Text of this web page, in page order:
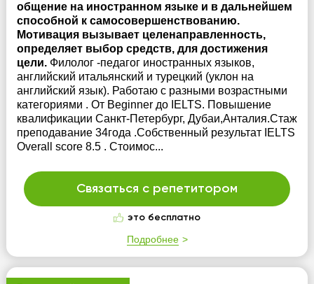
общение на иностранном языке и в дальнейшем
способной к самосовершенствованию.
Мотивация вызывает целенаправленность,
определяет выбор средств, для достижения
цели. Филолог -педагог иностранных языков,
английский итальянский и турецкий (уклон на
английский язык). Работаю с разными возрастными
категориями . От Beginner до IELTS. Повышение
квалификации Санкт-Петербург, Дубаи,Анталия.Стаж
преподавание 34года .Собственный результат IELTS
Overall score 8.5 . Стоимос...
Связаться с репетитором
это бесплатно
Подробнее